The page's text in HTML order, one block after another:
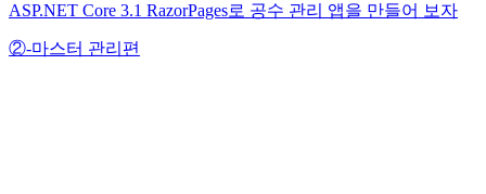
ASP.NET Core 3.1 RazorPages로 공수 관리 앱을 만들어 보자
②-마스터 관리편